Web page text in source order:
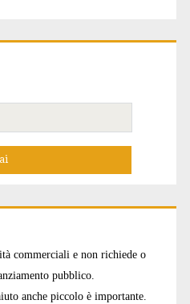
commerciali e non richiede o
pubblico.
anche piccolo è importante.